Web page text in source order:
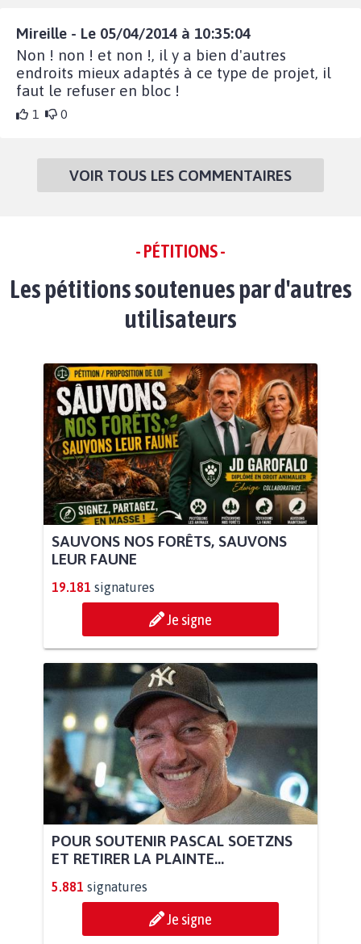
Mireille - Le 05/04/2014 à 10:35:04
Non ! non ! et non !, il y a bien d'autres
endroits mieux adaptés à ce type de projet, il
faut le refuser en bloc !
1 0
VOIR TOUS LES COMMENTAIRES
- PÉTITIONS -
Les pétitions soutenues par d'autres
utilisateurs
SAUVONS NOS FORÊTS, SAUVONS
LEUR FAUNE
19.181 signatures
Je signe
POUR SOUTENIR PASCAL SOETZNS
ET RETIRER LA PLAINTE...
5.881 signatures
Je signe